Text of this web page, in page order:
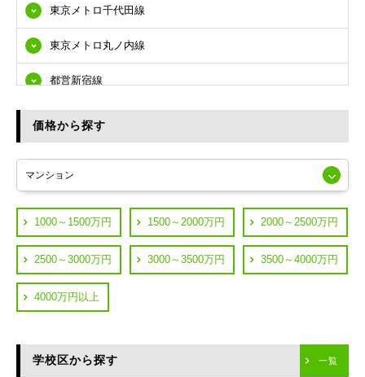
目黒区
大田区
世田谷区
渋谷区
練馬区
葛飾区
横浜市鶴見区
横浜市神奈川区
川崎市川崎区
川崎市中原区
東京メトロ千代田線
東京メトロ丸ノ内線
都営新宿線
都営浅草線
JR中央線
JR中央・総武線
東京メトロ日比谷線
価格から探す
1000～1500万円 1500～2000万円 2000～2500万円
2500～3000万円 3000～3500万円 3500～4000万円
4000万円以上
学校区から探す 一覧